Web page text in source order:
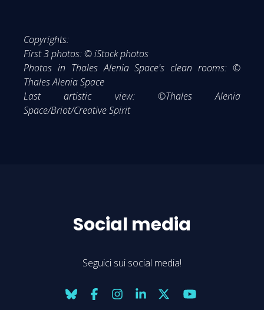
Copyrights:
First 3 photos: © iStock photos
Photos in Thales Alenia Space's clean rooms: ©
Thales Alenia Space
Last artistic view: ©Thales Alenia
Space/Briot/Creative Spirit
Social media
Seguici sui social media!